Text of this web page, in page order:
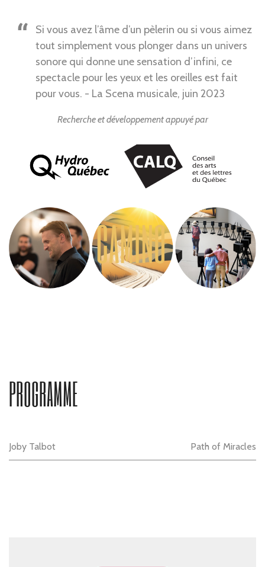
Si vous avez l’âme d’un pèlerin ou si vous aimez
tout simplement vous plonger dans un univers
sonore qui donne une sensation d’infini, ce
spectacle pour les yeux et les oreilles est fait
pour vous. - La Scena musicale, juin 2023
Recherche et développement appuyé par
PROGRAMME
Joby Talbot Path of Miracles